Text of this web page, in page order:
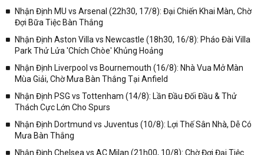
trong từng giải đấu như:
✓ Giải đấu bóng đá Ngoại hạng Anh;
✓ Giải bóng Cúp C1 Châu Âu;
✓ Giải VĐQG Tây Ban Nha;
✓ VĐQG Đức;
✓ VĐQG Pháp;
✓ Liên Đoàn Anh;
Nhận Định MU vs Arsenal (22h30, 17/8): Đại Chiến Khai Màn, Chờ
Đợi Bữa Tiệc Bàn Thắng
Nhận Định Aston Villa vs Newcastle (18h30, 16/8): Pháo Đài Villa
Park Thử Lửa 'Chích Chòe' Khủng Hoảng
Nhận Định Liverpool vs Bournemouth (16/8): Nhà Vua Mở Màn
Mùa Giải, Chờ Mưa Bàn Thắng Tại Anfield
Nhận Định PSG vs Tottenham (14/8): Lần Đầu Đối Đầu & Thử
Thách Cực Lớn Cho Spurs
Nhận Định Dortmund vs Juventus (10/8): Lợi Thế Sân Nhà, Dễ Có
Mưa Bàn Thắng
Nhận Định Chelsea vs AC Milan (21h00, 10/8): Chờ Đợi Đại Tiệc